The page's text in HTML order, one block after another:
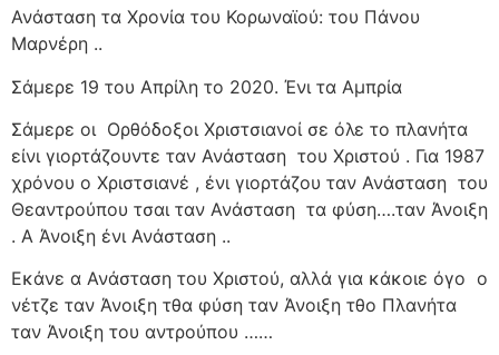
Ανάσταση τα Χρονία του Κορωναϊού: του Πάνου
Μαρνέρη ..
Σάμερε 19 του Απρίλη το 2020. Ένι τα Αμπρία
Σάμερε οι Ορθόδοξοι Χριστσιανοί σε όλε το πλανήτα
είνι γιορτάζουντε ταν Ανάσταση του Χριστού . Για 1987
χρόνου ο Χριστσιανέ , ένι γιορτάζου ταν Ανάσταση του
Θεαντρούπου τσαι ταν Ανάσταση τα φύση….ταν Άνοιξη
. Α Άνοιξη ένι Ανάσταση ..
Εκάνε α Ανάσταση του Χριστού, αλλά για κάκοιε όγο ο
νέτζε ταν Άνοιξη τθα φύση ταν Άνοιξη τθο Πλανήτα
ταν Άνοιξη του αντρούπου ……